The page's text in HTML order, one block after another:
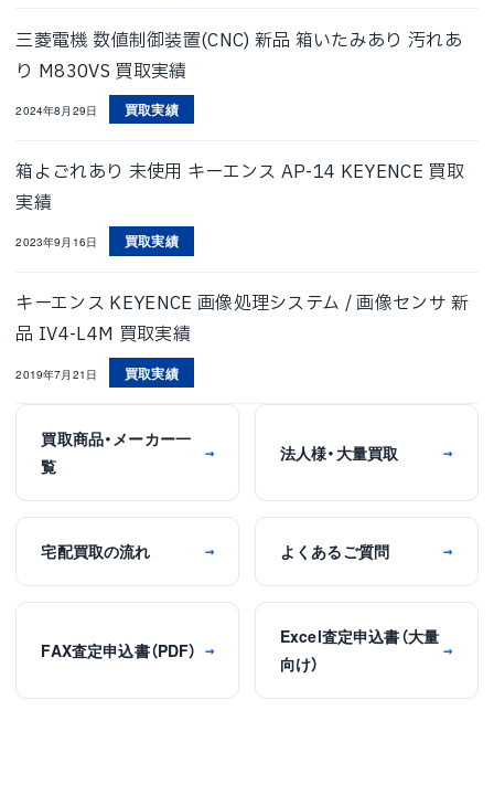
三菱電機 数値制御装置(CNC) 新品 箱いたみあり 汚れあ
り M830VS 買取実績
2024年8月29日 買取実績
箱よごれあり 未使用 キーエンス AP-14 KEYENCE 買取
実績
2023年9月16日 買取実績
キーエンス KEYENCE 画像処理システム / 画像センサ 新
品 IV4-L4M 買取実績
2019年7月21日 買取実績
買取商品・メーカー一
覧
→ 法人様・大量買取 →
宅配買取の流れ → よくあるご質問 →
FAX査定申込書（PDF） →
Excel査定申込書（大量
向け）
→